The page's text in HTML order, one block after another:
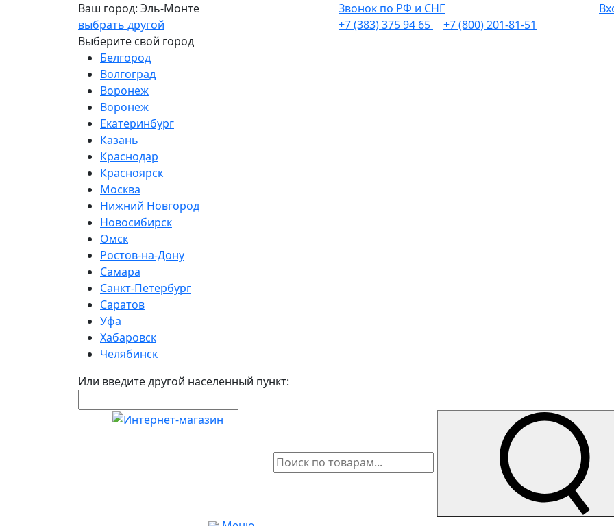
Ваш город: Эль-Монте
выбрать другой
Выберите свой город
Белгород
Волгоград
Воронеж
Воронеж
Екатеринбург
Казань
Краснодар
Красноярск
Москва
Нижний Новгород
Новосибирск
Омск
Ростов-на-Дону
Самара
Санкт-Петербург
Саратов
Уфа
Хабаровск
Челябинск
Или введите другой населенный пункт:
Звонок по РФ и СНГ
+7 (383) 375 94 65
+7 (800) 201-81-51